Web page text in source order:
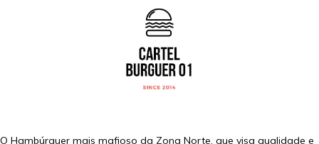
O Hambúrguer mais mafioso da Zona Norte, que visa qualidade e